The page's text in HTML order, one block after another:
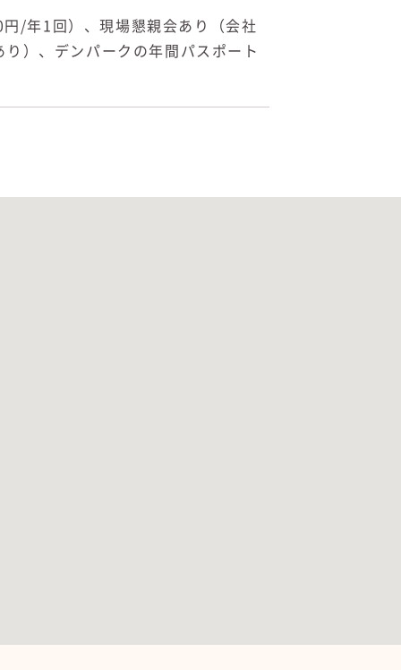
/年1回）、現場懇親会あり（会社
）、デンパークの年間パスポート